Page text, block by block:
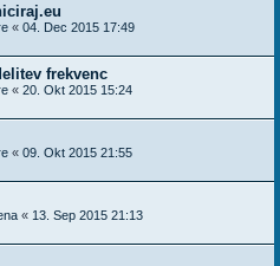
« 04. Dec 2015 17:49
frekvenc
« 20. Okt 2015 15:24
« 09. Okt 2015 21:55
« 13. Sep 2015 21:13